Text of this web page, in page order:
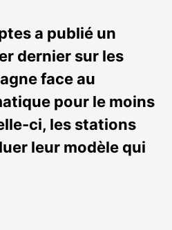
abonnés
a publié un
dernier sur les
face au
pour le moins
ci, les stations
leur modèle qui